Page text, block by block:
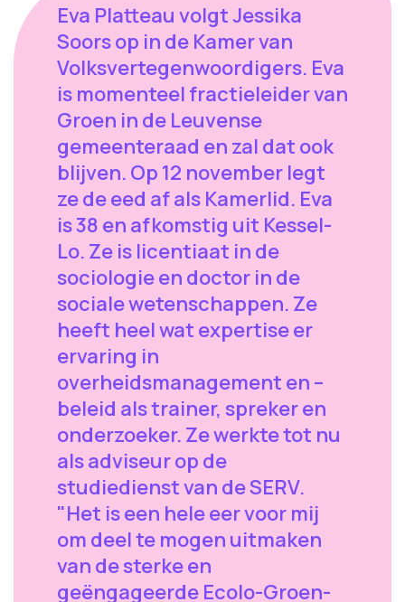
Eva Platteau volgt Jessika
Soors op in de Kamer van
Volksvertegenwoordigers. Eva
is momenteel fractieleider van
Groen in de Leuvense
gemeenteraad en zal dat ook
blijven. Op 12 november legt
ze de eed af als Kamerlid. Eva
is 38 en afkomstig uit Kessel-
Lo. Ze is licentiaat in de
sociologie en doctor in de
sociale wetenschappen. Ze
heeft heel wat expertise er
ervaring in
overheidsmanagement en –
beleid als trainer, spreker en
onderzoeker. Ze werkte tot nu
als adviseur op de
studiedienst van de SERV.
"Het is een hele eer voor mij
om deel te mogen uitmaken
van de sterke en
geëngageerde Ecolo-Groen-